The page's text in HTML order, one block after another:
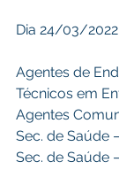
Dia 24/03/
Agentes de
Técnicos em
Agentes
Sec. de Saúde
Sec. de Saúde